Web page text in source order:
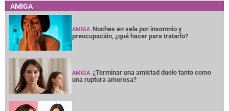
AMIGA
AMIGA Noches en vela por insomnio y
preocupación, ¿qué hacer para tratarlo?
AMIGA ¿Terminar una amistad duele tanto como
una ruptura amorosa?